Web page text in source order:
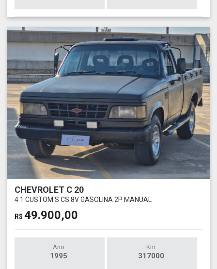
CHEVROLET C 20
4.1 CUSTOM S CS 8V GASOLINA 2P MANUAL
R$ 49.900,00
Ano
1995
Km
317000